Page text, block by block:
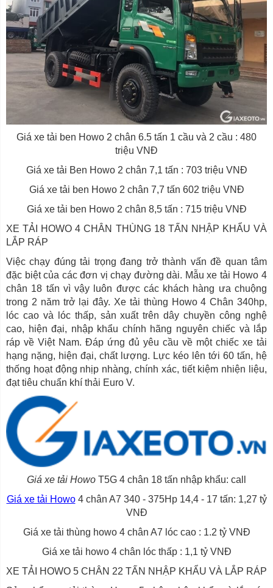
Giá xe tải ben Howo 2 chân 6.5 tấn 1 cầu và 2 cầu : 480
triệu VNĐ
Giá xe tải Ben Howo 2 chân 7,1 tấn : 703 triệu VNĐ
Giá xe tải ben Howo 2 chân 7,7 tấn 602 triệu VNĐ
Giá xe tải ben Howo 2 chân 8,5 tấn : 715 triệu VNĐ
XE TẢI HOWO 4 CHÂN THÙNG 18 TẤN NHẬP KHẨU VÀ
LẮP RÁP
Việc chạy đúng tải trọng đang trở thành vấn đề quan tâm
đặc biệt của các đơn vị chạy đường dài. Mẫu xe tải Howo 4
chân 18 tấn vì vậy luôn được các khách hàng ưa chuộng
trong 2 năm trở lại đây. Xe tải thùng Howo 4 Chân 340hp,
lóc cao và lóc thấp, sản xuất trên dây chuyền công nghệ
cao, hiện đại, nhập khẩu chính hãng nguyên chiếc và lắp
ráp về Việt Nam. Đáp ứng đủ yêu cầu về một chiếc xe tải
hạng nặng, hiện đại, chất lượng. Lực kéo lên tới 60 tấn, hệ
thống hoạt động nhịp nhàng, chính xác, tiết kiệm nhiện liệu,
đạt tiêu chuẩn khí thải Euro V.
Giá xe tải Howo T5G 4 chân 18 tấn nhập khẩu: call
Giá xe tải Howo4 chân A7 340 - 375Hp 14,4 - 17 tấn: 1,27 tỷ
VNĐ
Giá xe tải thùng howo 4 chân A7 lóc cao : 1.2 tỷ VNĐ
Giá xe tải howo 4 chân lóc thấp : 1,1 tỷ VNĐ
XE TẢI HOWO 5 CHÂN 22 TẤN NHẬP KHẨU VÀ LẮP RÁP